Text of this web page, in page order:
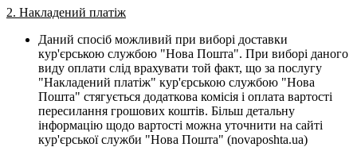
2. Накладений платіж
Даний спосіб можливий при виборі доставки
кур'єрською службою "Нова Пошта". При виборі даного
виду оплати слід врахувати той факт, що за послугу
"Накладений платіж" кур'єрською службою "Нова
Пошта" стягується додаткова комісія і оплата вартості
пересилання грошових коштів. Більш детальну
інформацію щодо вартості можна уточнити на сайті
кур'єрської служби "Нова Пошта" (novaposhta.ua)